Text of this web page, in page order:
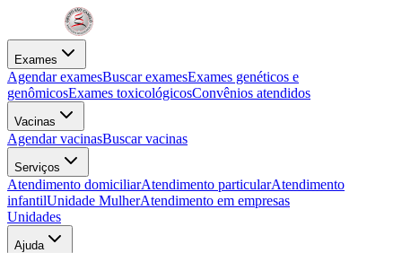
Exames
Agendar examesBuscar examesExames genéticos e
genômicosExames toxicológicosConvênios atendidos
Vacinas
Agendar vacinasBuscar vacinas
Serviços
Atendimento domiciliarAtendimento particularAtendimento
infantilUnidade MulherAtendimento em empresas
Unidades
Ajuda